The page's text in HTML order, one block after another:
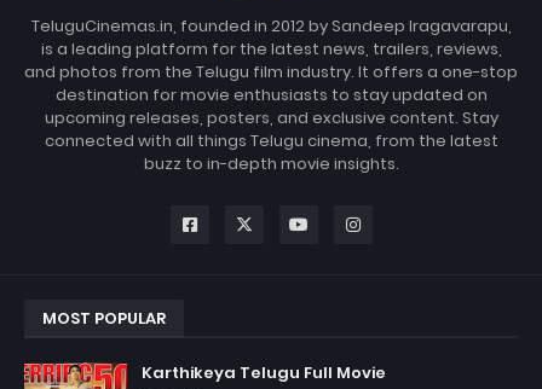
TeluguCinemas.in, founded in 2012 by Sandeep Iragavarapu,
is a leading platform for the latest news, trailers, reviews,
and photos from the Telugu film industry. It offers a one-stop
destination for movie enthusiasts to stay updated on
upcoming releases, posters, and exclusive content. Stay
connected with all things Telugu cinema, from the latest
buzz to in-depth movie insights.
MOST POPULAR
Karthikeya Telugu Full Movie